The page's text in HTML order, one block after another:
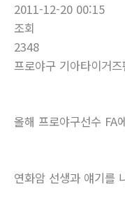
2011-12-20 00:15
조회
2348
프로야구 기아타이거
올해 프로야구선수 FA
연화암 선생과 얘기를